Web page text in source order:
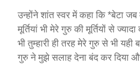
उन्होंने शांत स्वर में कहा कि *बेटा जब
मूर्तियां भी मेरे गुरु की मूर्तियों से
भी तुम्हारी ही तरह मेरे गुरु से भी
गुरु ने मुझे सलाह देना बंद कर दिया